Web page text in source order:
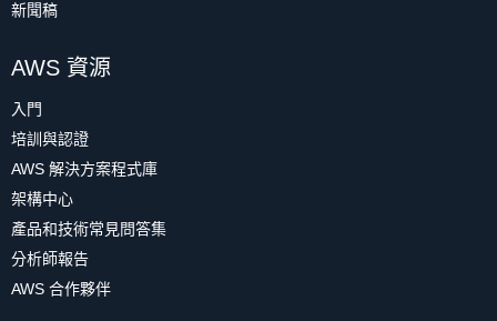
新聞稿
AWS 資源
入門
培訓與認證
AWS 解決方案程式庫
架構中心
產品和技術常見問答集
分析師報告
AWS 合作夥伴